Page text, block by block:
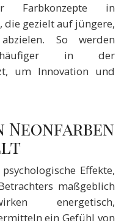
Farbkonzepte in
gezielt auf jüngere,
So werden
häufiger in der
um Innovation und
Neonfarben
Effekte,
maßgeblich
energetisch,
ein Gefühl von